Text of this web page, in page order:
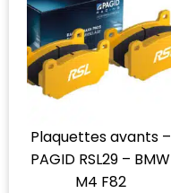
Plaquettes avants –
PAGID RSL29 – BMW
M4 F82